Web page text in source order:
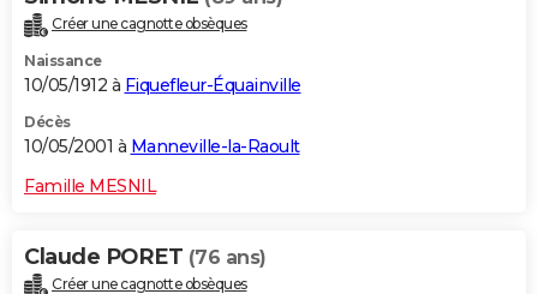
Créer une cagnotte obsèques
Naissance
10/05/1912 à Fiquefleur-Équainville
Décès
10/05/2001 à Manneville-la-Raoult
Famille MESNIL
Claude PORET (76 ans)
Créer une cagnotte obsèques